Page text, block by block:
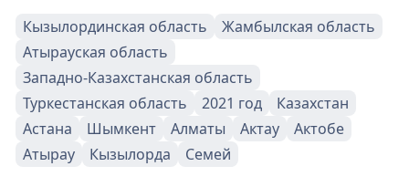
Кызылординская область
Жамбылская область
Атырауская область
Западно-Казахстанская область
Туркестанская область
2021 год
Казахстан
Астана
Шымкент Алматы Актау
Актобе
Атырау
Кызылорда Семей